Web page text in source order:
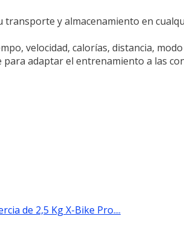
y almacenamiento en
velocidad, calorías, distancia,
adaptar el entrenamiento a las
de 2,5 Kg X-Bike Pro....